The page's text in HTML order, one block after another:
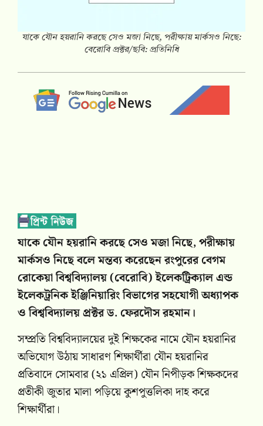
যাকে যৌন হয়রানি করছে সেও মজা নিছে, পরীক্ষায় মার্কসও নিছে:
বেরোবি প্রক্টর/ছবি: প্রতিনিধি
যাকে যৌন হয়রানি করছে সেও মজা নিছে, পরীক্ষায়
মার্কসও নিছে বলে মন্তব্য করেছেন রংপুরের বেগম
রোকেয়া বিশ্ববিদ্যালয় (বেরোবি) ইলেকট্রিক্যাল এন্ড
ইলেকট্রনিক ইঞ্জিনিয়ারিং বিভাগের সহযোগী অধ্যাপক
ও বিশ্ববিদ্যালয় প্রক্টর ড. ফেরদৌস রহমান।
সম্প্রতি বিশ্ববিদ্যালয়ের দুই শিক্ষকের নামে যৌন হয়রানির
অভিযোগ উঠায় সাধারণ শিক্ষার্থীরা যৌন হয়রানির
প্রতিবাদে সোমবার (২১ এপ্রিল) যৌন নিপীড়ক শিক্ষকদের
প্রতীকী জুতার মালা পড়িয়ে কুশপুত্তলিকা দাহ করে
শিক্ষার্থীরা।